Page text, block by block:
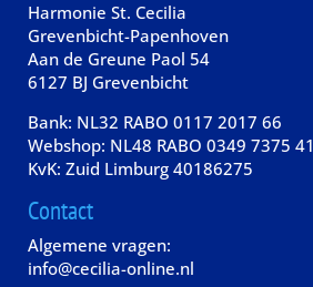
Harmonie St. Cecilia
Grevenbicht-Papenhoven
Aan de Greune Paol 54
6127 BJ Grevenbicht
Bank: NL32 RABO 0117 2017 66
Webshop: NL48 RABO 0349 7375 41
KvK: Zuid Limburg 40186275
Contact
Algemene vragen:
info@cecilia-online.nl